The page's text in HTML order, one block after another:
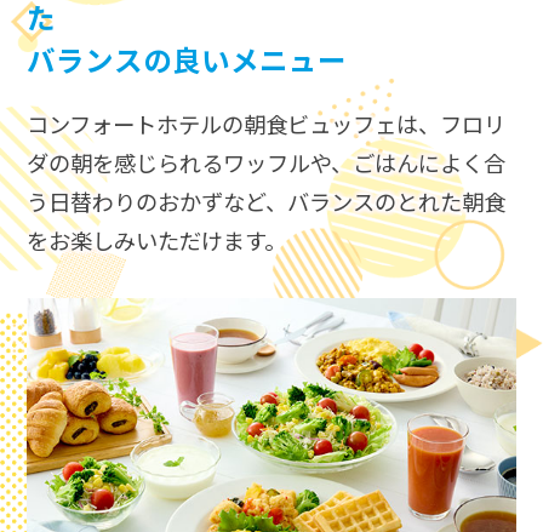
た
バランスの良いメニュー
コンフォートホテルの朝食ビュッフェは、​ フロリ
ダの朝を感じられるワッフルや、ごはんによく合
う日替わりのおかずなど、​ バランスのとれた朝食
をお楽しみいただけます。​